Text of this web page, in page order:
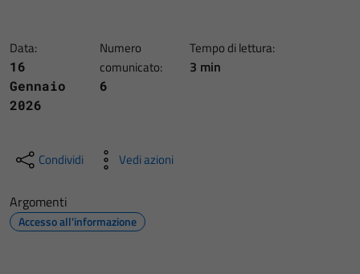
Data:
16
Gennaio
2026
Numero
comunicato:
6
Tempo di lettura:
3 min
Condividi Vedi azioni
Argomenti
Accesso all'informazione